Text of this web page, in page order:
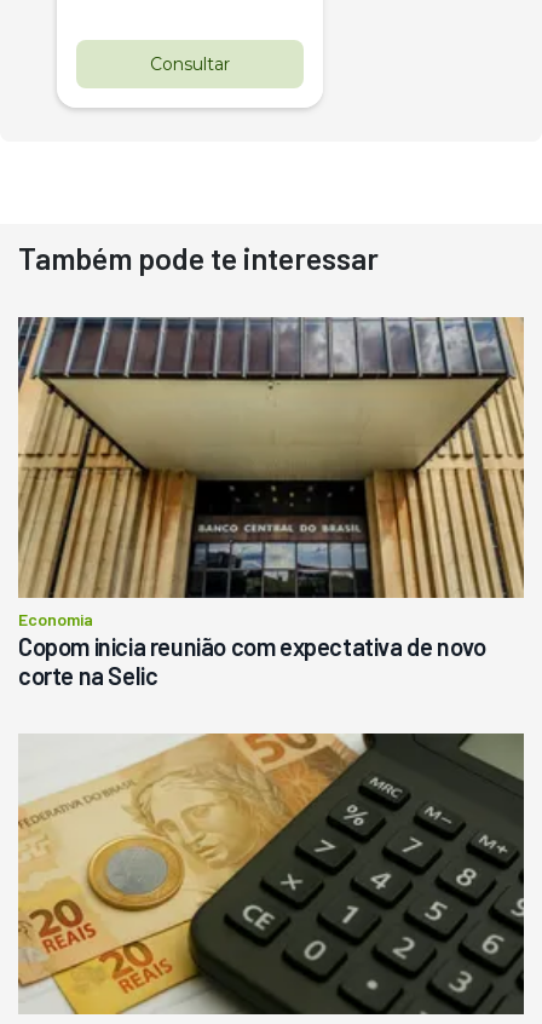
Consultar
Destaque
Usado
Pá Carregadeira Cat 966
Ano 1987
R$ 145.000
Consultar
Também pode te interessar
Economia
Copom inicia reunião com expectativa de novo
corte na Selic